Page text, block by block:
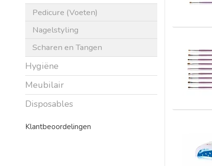
Pedicure (Voeten)
Nagelstyling
Scharen en Tangen
Hygiëne
Meubilair
Disposables
Klantbeoordelingen